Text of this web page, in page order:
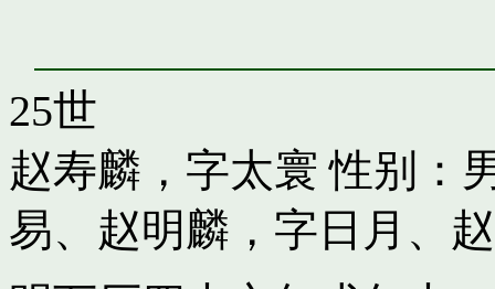
25世
赵寿麟，字太寰 性别：
易、 赵明麟，字日月 、